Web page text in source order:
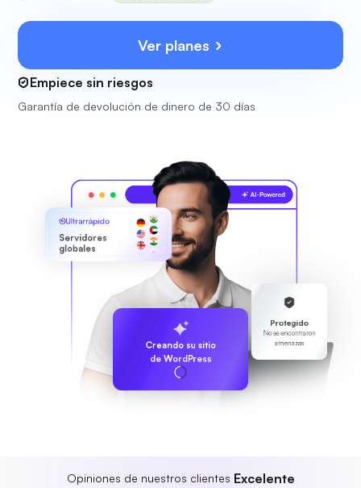
Ver planes
Empiece sin riesgos
Garantía de devolución de dinero de 30 días
Protegido
No se encontraron
amenazas
Ultrarrápido
Servidores
globales
Creando su sitio
de WordPress
Opiniones de nuestros clientes Excelente